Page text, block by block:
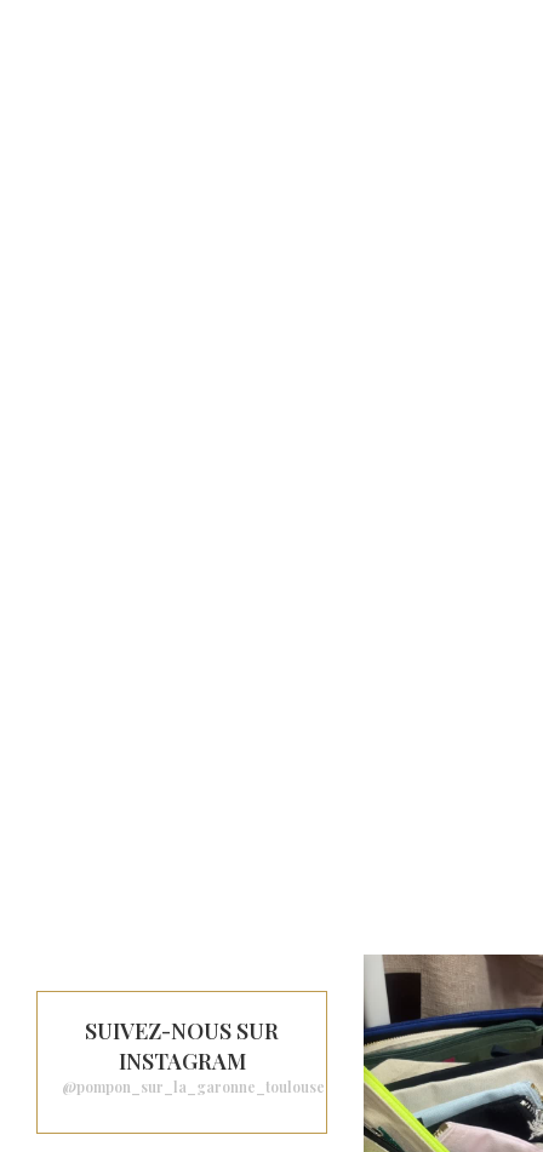
SUIVEZ-NOUS SUR
INSTAGRAM
@pompon_sur_la_garonne_toulouse